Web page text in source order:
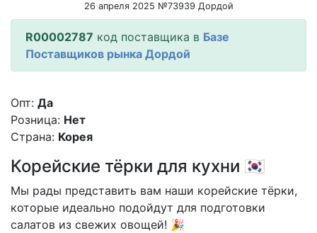
26 апреля 2025 №73939 Дордой
R00002787 код поставщика в Базе
Поставщиков рынка Дордой
Опт: Да
Розница: Нет
Страна: Корея
Корейские тёрки для кухни 🇰🇷
Мы рады представить вам наши корейские тёрки,
которые идеально подойдут для подготовки
салатов из свежих овощей! 🎉